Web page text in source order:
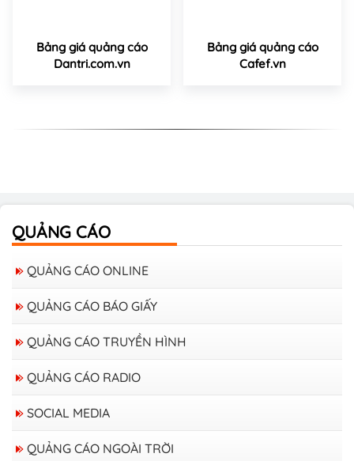
Bảng giá quảng cáo
Dantri.com.vn
Bảng giá quảng cáo
Cafef.vn
QUẢNG CÁO
QUẢNG CÁO ONLINE
QUẢNG CÁO BÁO GIẤY
QUẢNG CÁO TRUYỀN HÌNH
QUẢNG CÁO RADIO
SOCIAL MEDIA
QUẢNG CÁO NGOÀI TRỜI